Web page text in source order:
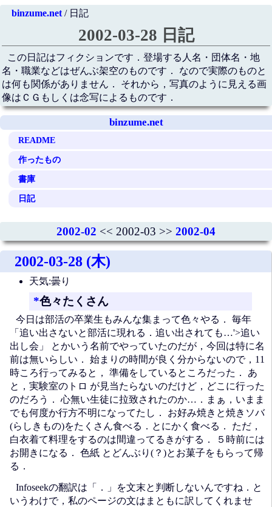
binzume.net/ 日記
2002-03-28 日記
この日記はフィクションです．登場する人名・団体名・地
名・職業などはぜんぶ架空のものです． なので実際のものと
は何も関係がありません． それから，写真のように見える画
像はＣＧもしくは念写によるものです．
binzume.net
README
作ったもの
書庫
日記
2002-02 << 2002-03 >> 2002-04
2002-03-28 (木)
天気:曇り
*色々たくさん
今日は部活の卒業生もみんな集まって色々やる． 毎年
「追い出さないと部活に現れる．追い出されても…'>追い
出し会」 とかいう名前でやっていたのだが，今回は特に名
前は無いらしい． 始まりの時間が良く分からないので，11
時ころ行ってみると， 準備をしているところだった． あ
と， 実験室のトロ が見当たらないのだけど，どこに行った
のだろう． 心無い生徒に拉致されたのか…．まぁ，いまま
でも何度か行方不明になってたし． お好み焼きと焼きソバ
(らしきもの)をたくさん食べる．とにかく食べる． ただ，
白衣着て料理をするのは間違ってるきがする． ５時前には
お開きになる． 色紙 とどんぶり(？)とお菓子をもらって帰
る．
Infoseekの翻訳は「．」を文末と判断しないんですね．と
いうわけで，私のページの文はまともに訳してくれませ